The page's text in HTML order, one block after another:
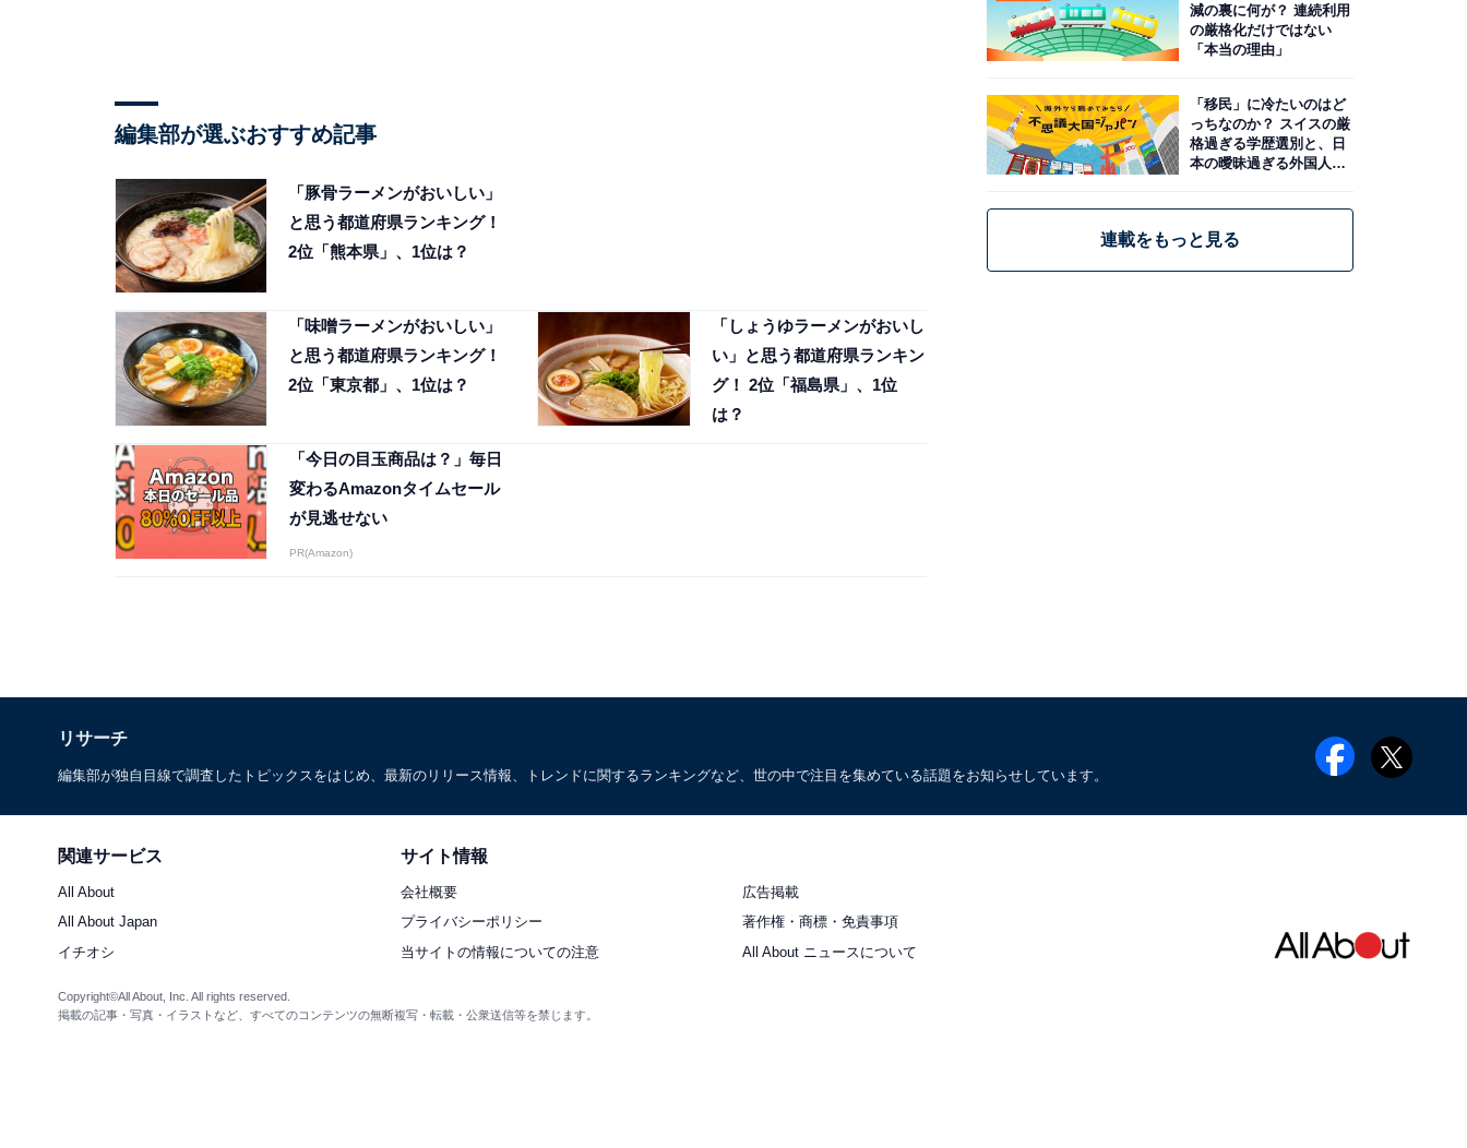
編集部が選ぶおすすめ記事
「豚骨ラーメンがおいしい」
と思う都道府県ランキング！
2位「熊本県」、1位は？
「味噌ラーメンがおいしい」
と思う都道府県ランキング！
2位「東京都」、1位は？
「しょうゆラーメンがおいし
い」と思う都道府県ランキン
グ！ 2位「福島県」、1位
は？
「今日の目玉商品は？」毎日
変わるAmazonタイムセール
が見逃せない
PR(Amazon)
減の裏に何が？ 連続利用
の厳格化だけではない
「本当の理由」
「移民」に冷たいのはど
っちなのか？ スイスの厳
格過ぎる学歴選別と、日
本の曖昧過ぎる外国人政
連載をもっと見る
リサーチ
編集部が独自目線で調査したトピックスをはじめ、最新のリリース情報、トレンドに関するランキングなど、世の中で注目を集めている話題をお知らせしています。
関連サービス
All About
All About Japan
イチオシ
サイト情報
会社概要
広告掲載
プライバシーポリシー
著作権・商標・免責事項
当サイトの情報についての注意
All About ニュースについて
Copyright©All About, Inc. All rights reserved.
掲載の記事・写真・イラストなど、すべてのコンテンツの無断複写・転載・公衆送信等を禁じます。